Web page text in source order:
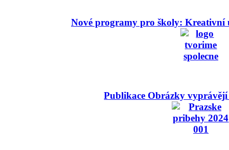
Nové programy pro školy: Kreativní
Publikace Obrázky